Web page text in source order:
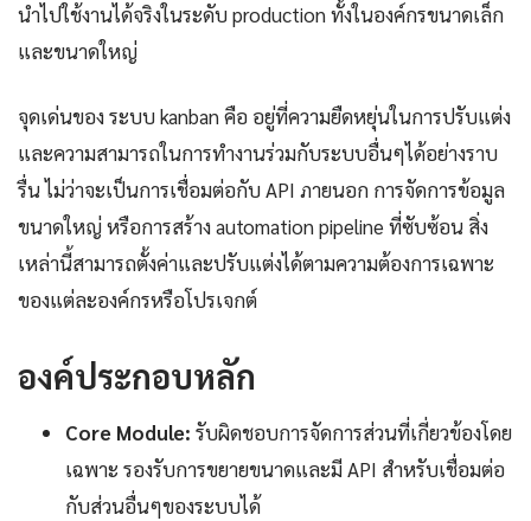
นำไปใช้งานได้จริงในระดับ production ทั้งในองค์กรขนาดเล็ก
และขนาดใหญ่
จุดเด่นของ ระบบ kanban คือ อยู่ที่ความยืดหยุ่นในการปรับแต่ง
และความสามารถในการทำงานร่วมกับระบบอื่นๆได้อย่างราบ
รื่น ไม่ว่าจะเป็นการเชื่อมต่อกับ API ภายนอก การจัดการข้อมูล
ขนาดใหญ่ หรือการสร้าง automation pipeline ที่ซับซ้อน สิ่ง
เหล่านี้สามารถตั้งค่าและปรับแต่งได้ตามความต้องการเฉพาะ
ของแต่ละองค์กรหรือโปรเจกต์
องค์ประกอบหลัก
Core Module: รับผิดชอบการจัดการส่วนที่เกี่ยวข้องโดย
เฉพาะ รองรับการขยายขนาดและมี API สำหรับเชื่อมต่อ
กับส่วนอื่นๆของระบบได้